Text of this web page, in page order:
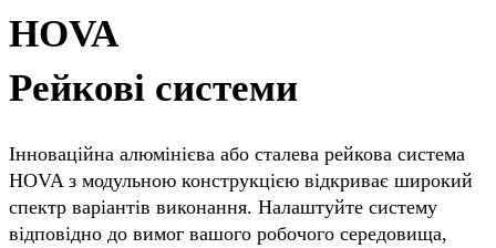
HOVA
Рейкові системи
Інноваційна алюмінієва або сталева рейкова система
HOVA з модульною конструкцією відкриває широкий
спектр варіантів виконання. Налаштуйте систему
відповідно до вимог вашого робочого середовища,